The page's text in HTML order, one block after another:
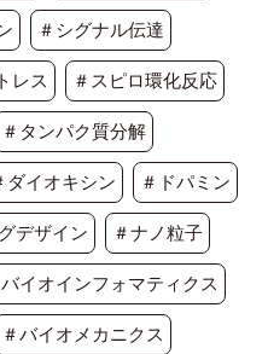
＃シグナル伝達
レス ＃スピロ環化反応
＃タンパク質分解
ダイオキシン ＃ドパミン
デザイン ＃ナノ粒子
バイオインフォマティクス
＃バイオメカニクス